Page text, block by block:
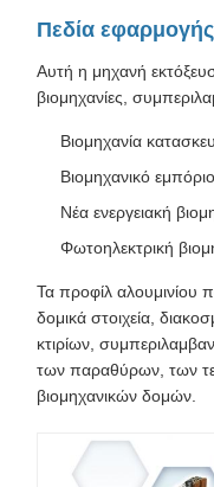
Πεδία εφαρμογής
Αυτή η μηχανή
βιομηχανίες,
Βιομηχανία
Βιομηχανικό εμπόριο
Νέα ενεργειακή
Φωτοηλεκτρική
Τα προφίλ αλουμινίου
δομικά στοιχεία,
κτιρίων,
των παραθύρων, των
βιομηχανικών δομών.